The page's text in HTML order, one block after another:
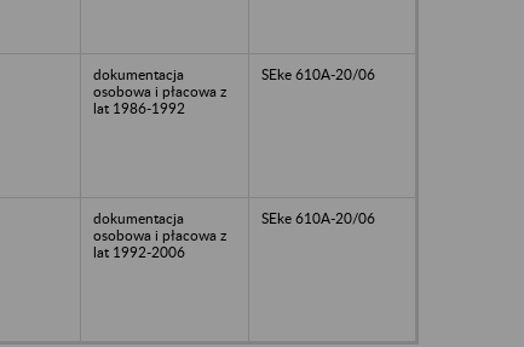
dokumentacja
osobowa i płacowa z
lat 1986-1992
SEke 610A-20/06
dokumentacja
osobowa i płacowa z
lat 1992-2006
SEke 610A-20/06